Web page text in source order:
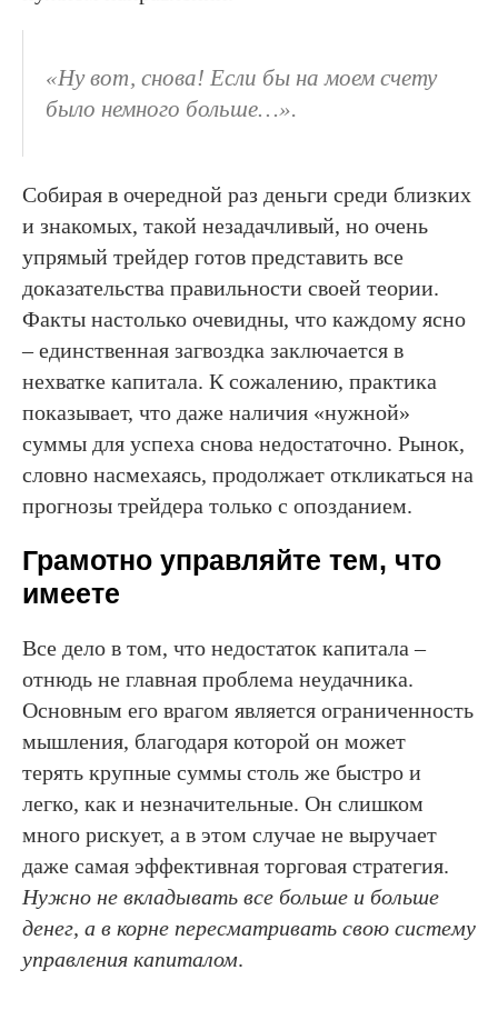
«Ну вот, снова! Если бы на моем счету
было немного больше…».
Собирая в очередной раз деньги среди близких
и знакомых, такой незадачливый, но очень
упрямый трейдер готов представить все
доказательства правильности своей теории.
Факты настолько очевидны, что каждому ясно
– единственная загвоздка заключается в
нехватке капитала. К сожалению, практика
показывает, что даже наличия «нужной»
суммы для успеха снова недостаточно. Рынок,
словно насмехаясь, продолжает откликаться на
прогнозы трейдера только с опозданием.
Грамотно управляйте тем, что
имеете
Все дело в том, что недостаток капитала –
отнюдь не главная проблема неудачника.
Основным его врагом является ограниченность
мышления, благодаря которой он может
терять крупные суммы столь же быстро и
легко, как и незначительные. Он слишком
много рискует, а в этом случае не выручает
даже самая эффективная торговая стратегия.
Нужно не вкладывать все больше и больше
денег, а в корне пересматривать свою систему
управления капиталом.